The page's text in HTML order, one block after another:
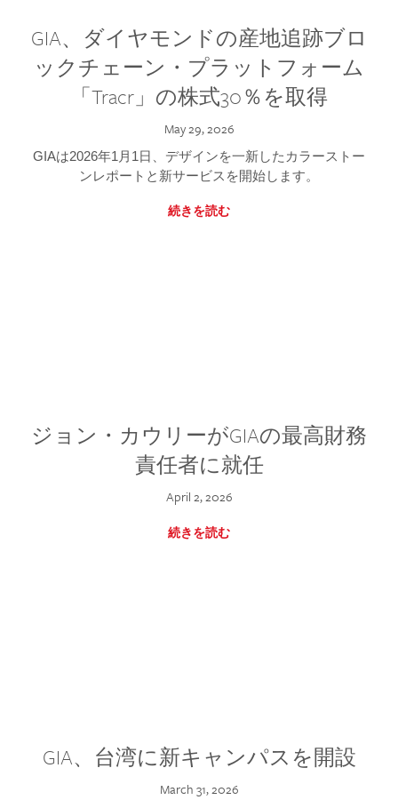
GIA、ダイヤモンドの産地追跡ブロ
ックチェーン・プラットフォーム
「Tracr」の株式30％を取得
May 29, 2026
GIAは2026年1月1日、デザインを一新したカラーストー
ンレポートと新サービスを開始します。
続きを読む
ジョン・カウリーがGIAの最高財務
責任者に就任
April 2, 2026
続きを読む
GIA、台湾に新キャンパスを開設
March 31, 2026